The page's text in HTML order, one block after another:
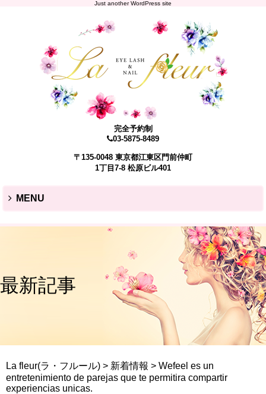
Just another WordPress site
完全予約制
03-5875-8489
〒135-0048 東京都江東区門前仲町
1丁目7-8 松原ビル401
MENU
最新記事
La fleur(ラ・フルール) > 新着情報 > Wefeel es un
entretenimiento de parejas que te permitira compartir
experiencias unicas.